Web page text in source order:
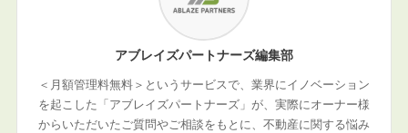
アブレイズパートナーズ編集部
＜月額管理料無料＞というサービスで、業界にイノベーション
を起こした「アブレイズパートナーズ」が、実際にオーナー様
からいただいたご質問やご相談をもとに、不動産に関する悩み